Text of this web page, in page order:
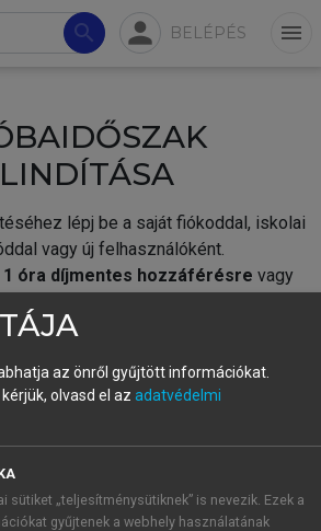
search person BELÉPÉS menu
lépj be a saját fiókoddal, iskolai
vagy új felhasználóként.
1 óra díjmentes hozzáférésre vagy
vagy hozz létre új fiókot.
próbaidőszakautomatikusan
FIÓKKAL
az önről gyűjtött információkat.
olvasd el az adatvédelmi
sütiket „teljesítménysütiknek” is nevezik. Ezek a
gyűjtenek a webhely használatának